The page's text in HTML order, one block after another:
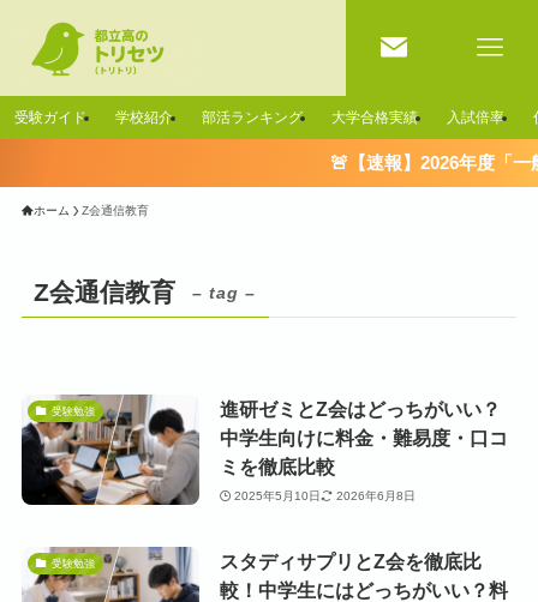
受験ガイド 学校紹介 部活ランキング 大学合格実績 入試倍率
🚨【速報】2026年度「一
ホーム Z会通信教育
Z会通信教育 – tag –
受験勉強
進研ゼミとZ会はどっちがいい？
中学生向けに料金・難易度・口コ
ミを徹底比較
2025年5月10日 2026年6月8日
受験勉強
スタディサプリとZ会を徹底比
較！中学生にはどっちがいい？料